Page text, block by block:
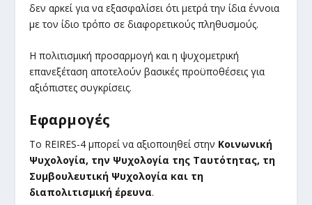
δεν αρκεί για να εξασφαλίσει ότι μετρά την ίδια έννοια
με τον ίδιο τρόπο σε διαφορετικούς πληθυσμούς.
Η πολιτισμική προσαρμογή και η ψυχομετρική
επανεξέταση αποτελούν βασικές προϋποθέσεις για
αξιόπιστες συγκρίσεις.
Εφαρμογές
Το REIRES-4 μπορεί να αξιοποιηθεί στην Κοινωνική
Ψυχολογία, την Ψυχολογία της Ταυτότητας, τη
Συμβουλευτική Ψυχολογία και τη
διαπολιτισμική έρευνα.